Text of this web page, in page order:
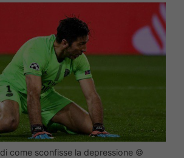
come sconfisse la depressione ©